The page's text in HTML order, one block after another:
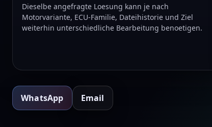
Dieselbe angefragte Loesung kann je nach
Motorvariante, ECU-Familie, Dateihistorie und Ziel
weiterhin unterschiedliche Bearbeitung benoetigen.
WhatsApp Email